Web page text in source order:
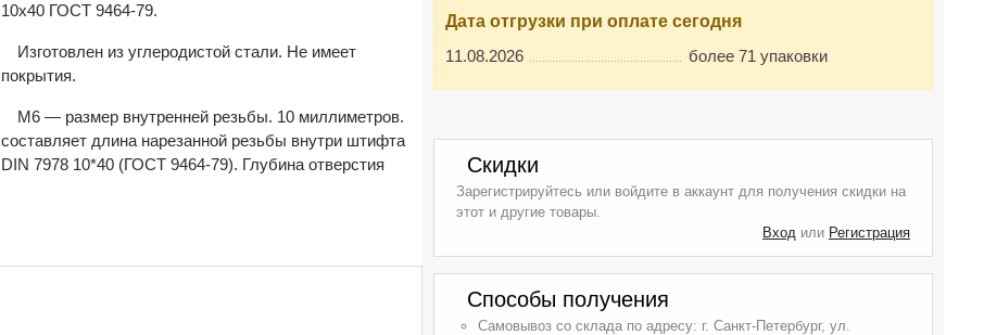
10х40 ГОСТ 9464-79.
Изготовлен из углеродистой стали. Не имеет
покрытия.
М6 — размер внутренней резьбы. 10 миллиметров.
составляет длина нарезанной резьбы внутри штифта
DIN 7978 10*40 (ГОСТ 9464-79). Глубина отверстия
Дата отгрузки при оплате сегодня
11.08.2026
более 71 упаковки
Скидки
Зарегистрируйтесь или войдите в аккаунт для получения скидки на
этот и другие товары.
Вход или Регистрация
Способы получения
Самовывоз со склада по адресу: г. Санкт-Петербург, ул.